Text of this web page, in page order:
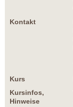
Kontakt
Kurs
Kursinfos,
Hinweise